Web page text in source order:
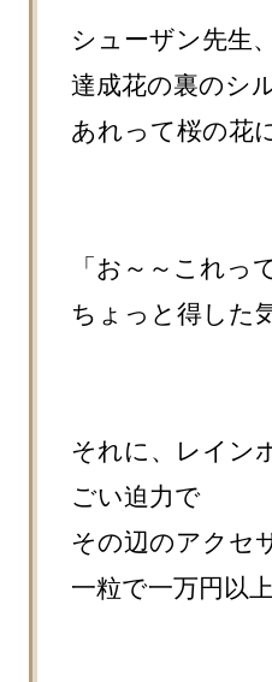
シューザン先生
達成花の裏のシ
あれって桜の花
「お～～これっ
ちょっと得した
それに、レイン
ごい迫力で
その辺のアクセ
一粒で一万円以